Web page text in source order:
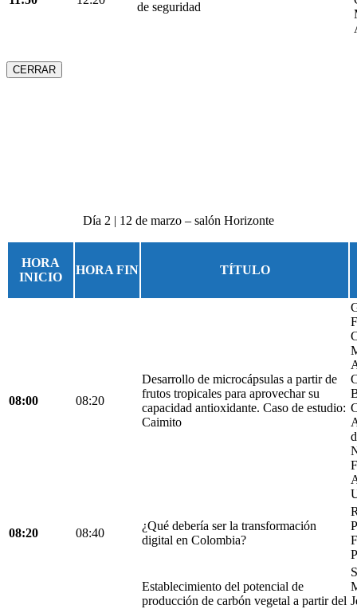
de seguridad
CERRAR
Día 2 | 12 de marzo – salón Horizonte
HORA
INICIO
HORA FIN TÍTULO
08:00 08:20
Desarrollo de microcápsulas a partir de
frutos tropicales para aprovechar su
capacidad antioxidante. Caso de estudio:
Caimito
08:20 08:40
¿Qué debería ser la transformación
digital en Colombia?
Establecimiento del potencial de
producción de carbón vegetal a partir del